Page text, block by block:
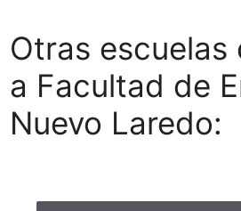
Otras escuelas
a Facultad de
Nuevo Laredo: